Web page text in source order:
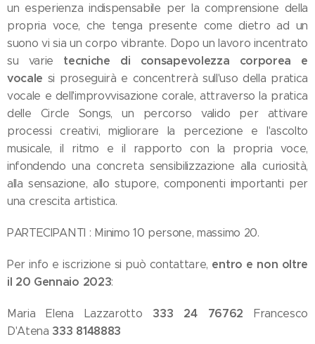
un esperienza indispensabile per la comprensione della
propria voce, che tenga presente come dietro ad un
suono vi sia un corpo vibrante. Dopo un lavoro incentrato
su varie tecniche di consapevolezza corporea e
vocale si proseguirà e concentrerà sull'uso della pratica
vocale e dell'improvvisazione corale, attraverso la pratica
delle Circle Songs, un percorso valido per attivare
processi creativi, migliorare la percezione e l'ascolto
musicale, il ritmo e il rapporto con la propria voce,
infondendo una concreta sensibilizzazione alla curiosità,
alla sensazione, allo stupore, componenti importanti per
una crescita artistica.
PARTECIPANTI : Minimo 10 persone, massimo 20.
Per info e iscrizione si può contattare, entro e non oltre
il 20 Gennaio 2023:
Maria Elena Lazzarotto 333 24 76762 Francesco
D'Atena 333 8148883